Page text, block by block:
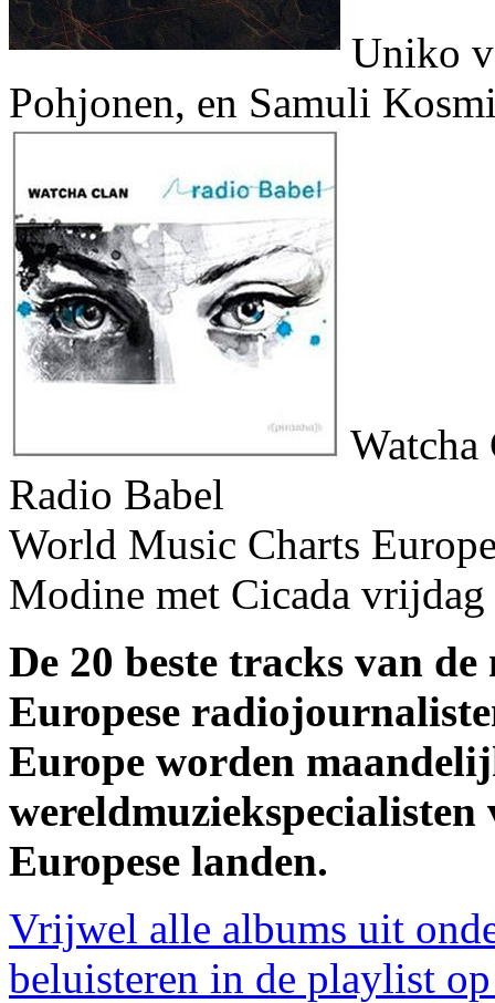
Uniko
Pohjonen, en Samuli
Radio Babel
World Music Charts
Modine met Cicada vrijdag
De 20 beste tracks van
Europese
Europe worden
Europese landen.
Vrijwel alle albums uit
beluisteren in de playlist